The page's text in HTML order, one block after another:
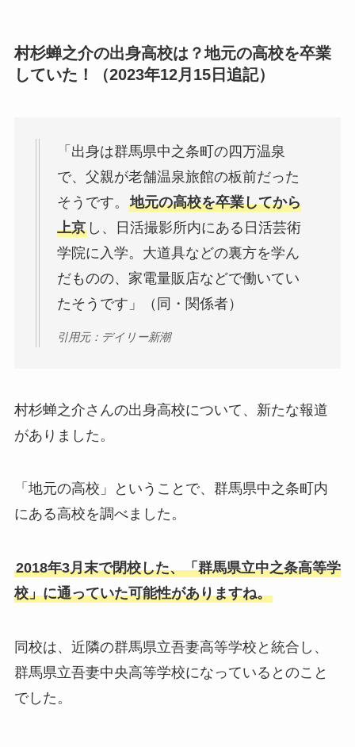
村杉蝉之介の出身高校は？地元の高校を卒業
していた！（2023年12月15日追記）
「出身は群馬県中之条町の四万温泉
で、父親が老舗温泉旅館の板前だった
そうです。 地元の高校を卒業してから
上京し、日活撮影所内にある日活芸術
学院に入学。大道具などの裏方を学ん
だものの、家電量販店などで働いてい
たそうです」（同・関係者）
引用元：デイリー新潮
村杉蝉之介さんの出身高校について、新たな報道
がありました。
「地元の高校」ということで、群馬県中之条町内
にある高校を調べました。
2018年3月末で閉校した、「群馬県立中之条高等学
校」に通っていた可能性がありますね。
同校は、近隣の群馬県立吾妻高等学校と統合し、
群馬県立吾妻中央高等学校になっているとのこと
でした。